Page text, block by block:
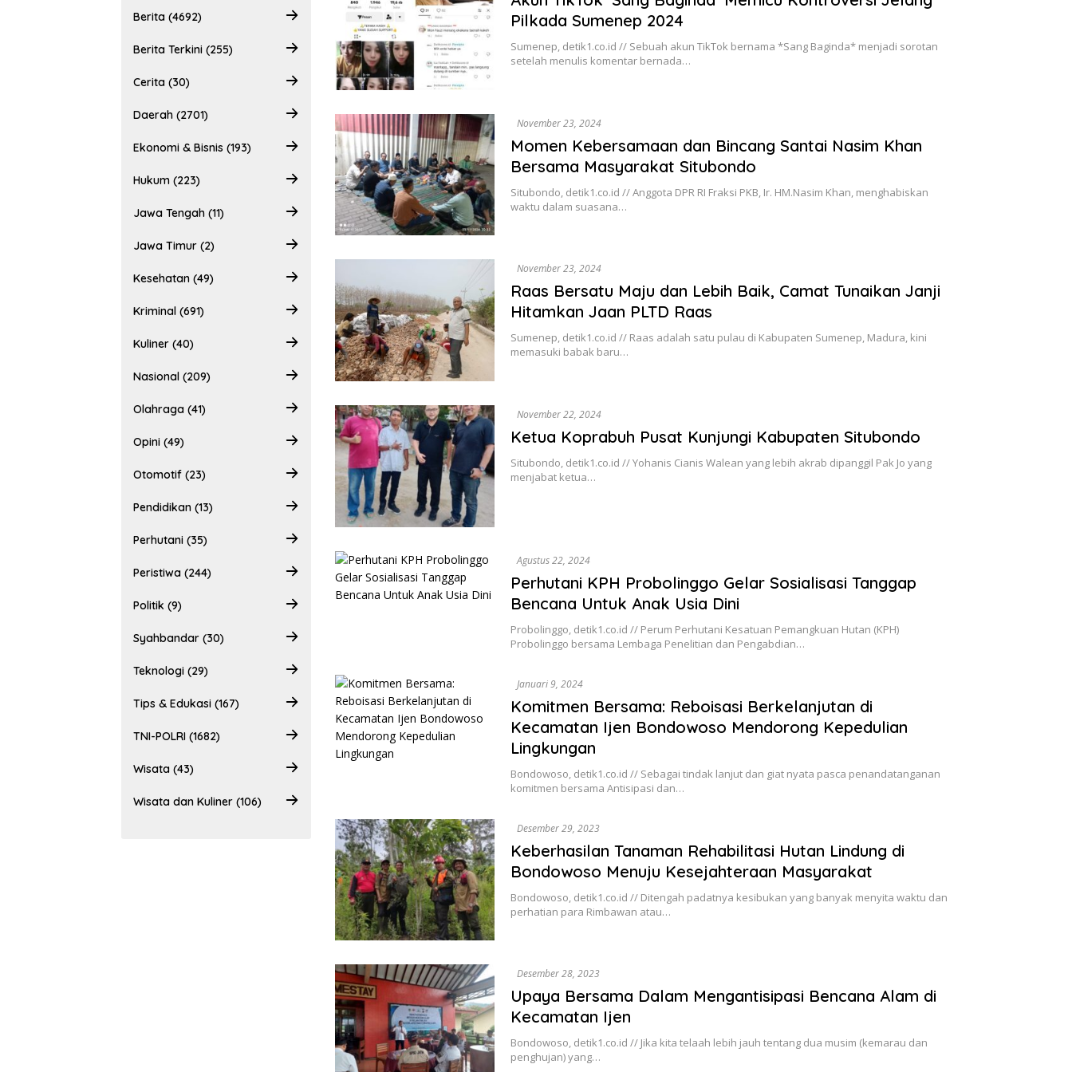
Berita (4692)
Berita Terkini (255)
Cerita (30)
Daerah (2701)
Ekonomi & Bisnis (193)
Hukum (223)
Jawa Tengah (11)
Jawa Timur (2)
Kesehatan (49)
Kriminal (691)
Kuliner (40)
Nasional (209)
Olahraga (41)
Opini (49)
Otomotif (23)
Pendidikan (13)
Perhutani (35)
Peristiwa (244)
Politik (9)
Syahbandar (30)
Teknologi (29)
Tips & Edukasi (167)
TNI-POLRI (1682)
Wisata (43)
Wisata dan Kuliner (106)
Pilkada Sumenep 2024
Sumenep, detik1.co.id // Sebuah akun TikTok bernama *Sang Baginda* menjadi sorotan
setelah menulis komentar bernada…
November 23, 2024
Momen Kebersamaan dan Bincang Santai Nasim Khan
Bersama Masyarakat Situbondo
Situbondo, detik1.co.id // Anggota DPR RI Fraksi PKB, Ir. HM.Nasim Khan, menghabiskan
waktu dalam suasana…
November 23, 2024
Raas Bersatu Maju dan Lebih Baik, Camat Tunaikan Janji
Hitamkan Jaan PLTD Raas
Sumenep, detik1.co.id // Raas adalah satu pulau di Kabupaten Sumenep, Madura, kini
memasuki babak baru…
November 22, 2024
Ketua Koprabuh Pusat Kunjungi Kabupaten Situbondo
Situbondo, detik1.co.id // Yohanis Cianis Walean yang lebih akrab dipanggil Pak Jo yang
menjabat ketua…
Agustus 22, 2024
Perhutani KPH Probolinggo Gelar Sosialisasi Tanggap
Bencana Untuk Anak Usia Dini
Probolinggo, detik1.co.id // Perum Perhutani Kesatuan Pemangkuan Hutan (KPH)
Probolinggo bersama Lembaga Penelitian dan Pengabdian…
Januari 9, 2024
Komitmen Bersama: Reboisasi Berkelanjutan di
Kecamatan Ijen Bondowoso Mendorong Kepedulian
Lingkungan
Bondowoso, detik1.co.id // Sebagai tindak lanjut dan giat nyata pasca penandatanganan
komitmen bersama Antisipasi dan…
Desember 29, 2023
Keberhasilan Tanaman Rehabilitasi Hutan Lindung di
Bondowoso Menuju Kesejahteraan Masyarakat
Bondowoso, detik1.co.id // Ditengah padatnya kesibukan yang banyak menyita waktu dan
perhatian para Rimbawan atau…
Desember 28, 2023
Upaya Bersama Dalam Mengantisipasi Bencana Alam di
Kecamatan Ijen
Bondowoso, detik1.co.id // Jika kita telaah lebih jauh tentang dua musim (kemarau dan
penghujan) yang…